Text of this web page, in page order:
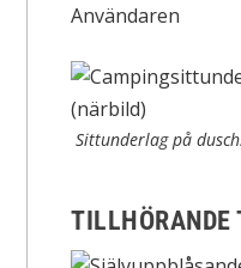
Användaren
Sittunderlag på
TILLHÖRANDE